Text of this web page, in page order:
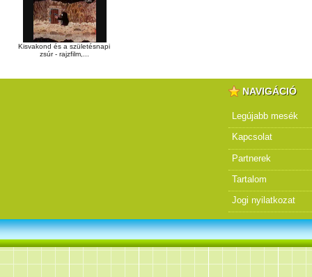
Kisvakond és a születésnapi
zsúr - rajzfilm,...
NAVIGÁCIÓ
Legújabb mesék
Kapcsolat
Partnerek
Tartalom
Jogi nyilatkozat